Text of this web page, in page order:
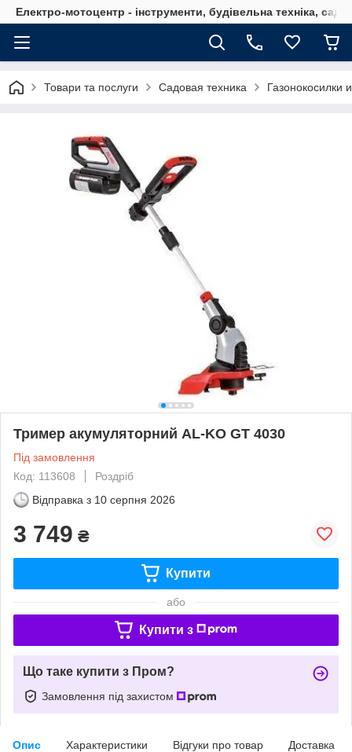
Електро-мотоцентр - інструменти, будівельна техніка,
Товари та послуги Садовая техника Газонокосилки
Тример акумуляторний AL-KO GT 4030
Під замовлення
Код: 113608
Роздріб
Відправка з 10 серпня 2026
3 749 ₴
Купити
або
Купити з
Що таке купити з Пром?
Замовлення під захистом
Опис Характеристики Відгуки про товар Доставка